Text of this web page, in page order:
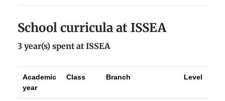
School curricula at ISSEA
3 year(s) spent at ISSEA
Academic
year
Class Branch Level